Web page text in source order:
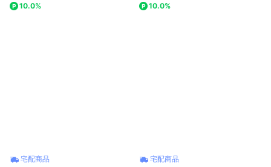
10.0% 10.0%
宅配商品 宅配商品